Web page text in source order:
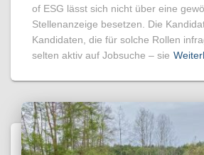
of ESG lässt sich nicht über eine
Stellenanzeige besetzen. Die
Kandidaten, die für solche Rollen
selten aktiv auf Jobsuche – sie